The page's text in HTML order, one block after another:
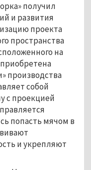
получил
и развития
проекта
пространства
на
производства
собой
с проекцией
попасть мячом в
и укрепляют